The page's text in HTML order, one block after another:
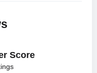
Score